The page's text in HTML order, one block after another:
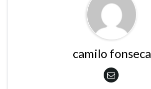
camilo fonseca